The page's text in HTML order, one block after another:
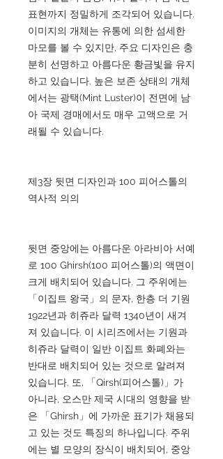
표현까지 정밀하게 조각되어 있습니다.
이미지의 개체는 유통에 의한 섬세한
마모를 볼 수 있지만, 주요 디자인은 충
분히 선명하고 아름다운 황금빛을 유지
하고 있습니다. 높은 보존 상태의 개체
에서는 광택(Mint Luster)이 전면에 남
아 국제 경매에서도 매우 고액으로 거
래될 수 있습니다.
제3장 뒷면 디자인과 100 피어스톨의
역사적 의의
뒷면 중앙에는 아름다운 아라비아 서예
로 100 Ghirsh(100 피어스톨)의 액면이
크게 배치되어 있습니다. 그 주위에는
「이집트 왕국」의 문자, 한층 더 기원
1922년과 히쥬라 달력 1340년이 새겨
져 있습니다. 이 시리즈에서는 기원과
히쥬라 달력이 일반 이집트 화폐와는
반대로 배치되어 있는 것으로 알려져
있습니다. 또, 「Qirsh(피어스톨)」가
아니라, 오스만 제국 시대의 영향을 받
은 「Ghirsh」에 가까운 표기가 채용되
고 있는 것도 특징의 하나입니다. 주위
에는 별 모양의 장식이 배치되어, 중앙